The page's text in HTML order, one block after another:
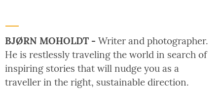
BJØRN MOHOLDT - Writer and photographer.
He is restlessly traveling the world in search of
inspiring stories that will nudge you as a
traveller in the right, sustainable direction.